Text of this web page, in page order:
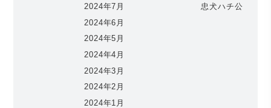
2024年7月
2024年6月
2024年5月
2024年4月
2024年3月
2024年2月
2024年1月
忠犬ハチ公